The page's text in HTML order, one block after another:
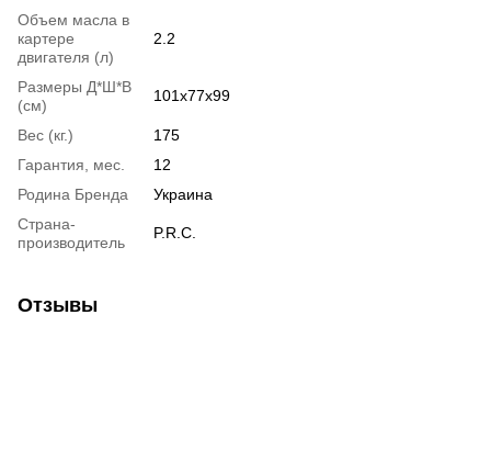
Объем масла в
картере
двигателя (л)
2.2
Размеры Д*Ш*В
(см)
101х77х99
Вес (кг.)
175
Гарантия, мес.
12
Родина Бренда
Украина
Страна-
производитель
P.R.C.
Отзывы